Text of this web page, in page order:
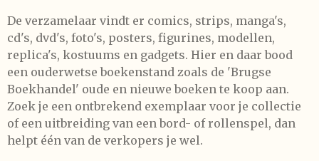
De verzamelaar vindt er comics, strips, manga's,
cd's, dvd's, foto's, posters, figurines, modellen,
replica's, kostuums en gadgets. Hier en daar bood
een ouderwetse boekenstand zoals de 'Brugse
Boekhandel' oude en nieuwe boeken te koop aan.
Zoek je een ontbrekend exemplaar voor je collectie
of een uitbreiding van een bord- of rollenspel, dan
helpt één van de verkopers je wel.